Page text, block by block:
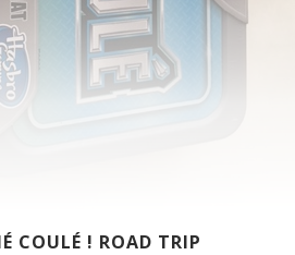
COULÉ ! ROAD TRIP